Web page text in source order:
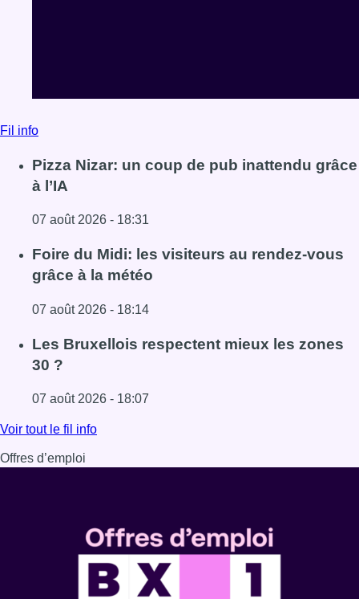
Fil info
Pizza Nizar: un coup de pub inattendu grâce
à l’IA
07 août 2026 - 18:31
Lire l'article Pizza Nizar: un coup de pub inattendu grâce
Foire du Midi: les visiteurs au rendez-vous
grâce à la météo
07 août 2026 - 18:14
Lire l'article Foire du Midi: les visiteurs au rendez-vous
Les Bruxellois respectent mieux les zones
30 ?
07 août 2026 - 18:07
Lire l'article Les Bruxellois respectent mieux les zones 30
Voir tout le fil info
Offres d’emploi